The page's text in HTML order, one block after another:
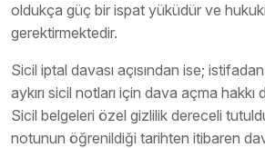
oldukça güç bir ispat yüküdür ve
gerektirmektedir.
Sicil iptal davası açısından ise;
aykırı sicil notları için dava açma
Sicil belgeleri özel gizlilik dereceli
notunun öğrenildiği tarihten itibaren